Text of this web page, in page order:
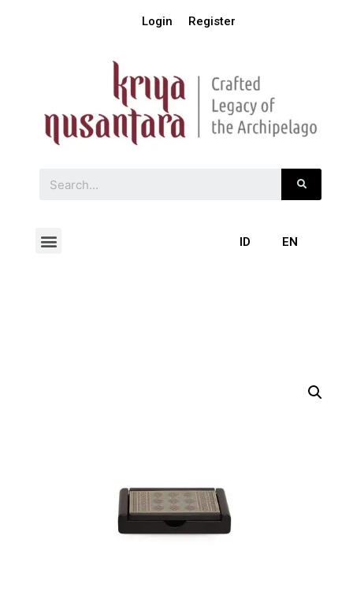
Login Register
ID EN